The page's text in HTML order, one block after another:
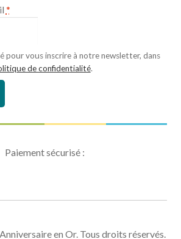
*
pour vous inscrire à notre newsletter, dans
de confidentialité.
Paiement sécurisé :
en Or. Tous droits réservés.